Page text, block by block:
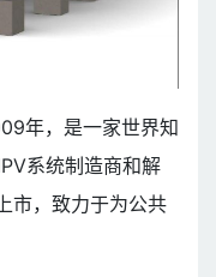
年，是一家世界知
系统制造商和解
市，致力于为公共